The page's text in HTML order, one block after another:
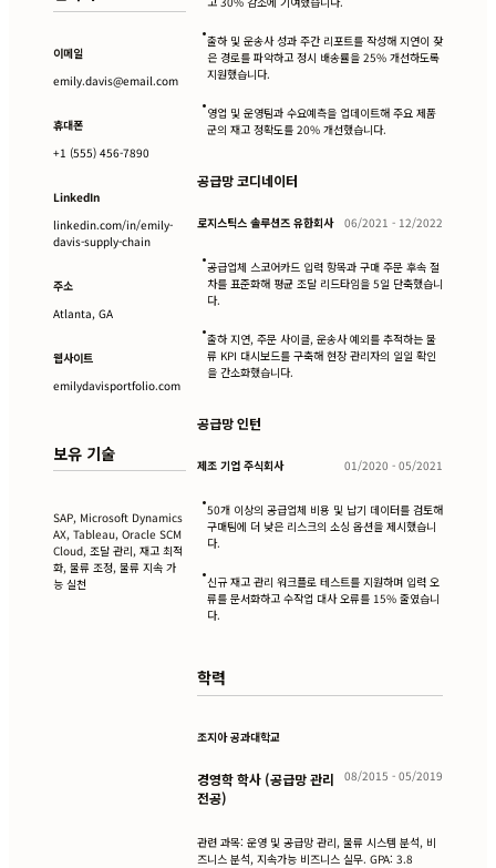
이메일
emily.davis@email.com
휴대폰
+1 (555) 456-7890
LinkedIn
linkedin.com/in/emily-
davis-supply-chain
주소
Atlanta, GA
웹사이트
emilydavisportfolio.com
보유 기술
SAP, Microsoft Dynamics
AX, Tableau, Oracle SCM
Cloud, 조달 관리, 재고 최적
화, 물류 조정, 물류 지속 가
능 실천
•출하 및 운송사 성과 주간 리포트를 작성해 지연이 잦
은 경로를 파악하고 정시 배송률을 25% 개선하도록
지원했습니다.
•영업 및 운영팀과 수요예측을 업데이트해 주요 제품
군의 재고 정확도를 20% 개선했습니다.
공급망 코디네이터
로지스틱스 솔루션즈 유한회사 06/2021 - 12/2022
•공급업체 스코어카드 입력 항목과 구매 주문 후속 절
차를 표준화해 평균 조달 리드타임을 5일 단축했습니
다.
•출하 지연, 주문 사이클, 운송사 예외를 추적하는 물
류 KPI 대시보드를 구축해 현장 관리자의 일일 확인
을 간소화했습니다.
공급망 인턴
제조 기업 주식회사 01/2020 - 05/2021
•50개 이상의 공급업체 비용 및 납기 데이터를 검토해
구매팀에 더 낮은 리스크의 소싱 옵션을 제시했습니
다.
•신규 재고 관리 워크플로 테스트를 지원하며 입력 오
류를 문서화하고 수작업 대사 오류를 15% 줄였습니
다.
학력
조지아 공과대학교
경영학 학사 (공급망 관리
전공)
08/2015 - 05/2019
관련 과목: 운영 및 공급망 관리, 물류 시스템 분석, 비
즈니스 분석, 지속가능 비즈니스 실무. GPA: 3.8